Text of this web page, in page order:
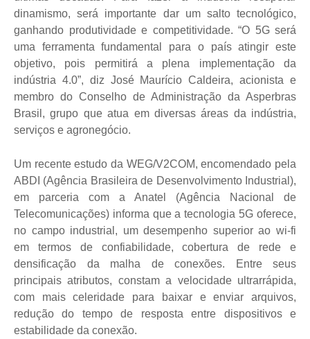
dinamismo, será importante dar um salto tecnológico,
ganhando produtividade e competitividade. “O 5G será
uma ferramenta fundamental para o país atingir este
objetivo, pois permitirá a plena implementação da
indústria 4.0”, diz José Maurício Caldeira, acionista e
membro do Conselho de Administração da Asperbras
Brasil, grupo que atua em diversas áreas da indústria,
serviços e agronegócio.
Um recente estudo da WEG/V2COM, encomendado pela
ABDI (Agência Brasileira de Desenvolvimento Industrial),
em parceria com a Anatel (Agência Nacional de
Telecomunicações) informa que a tecnologia 5G oferece,
no campo industrial, um desempenho superior ao wi-fi
em termos de confiabilidade, cobertura de rede e
densificação da malha de conexões. Entre seus
principais atributos, constam a velocidade ultrarrápida,
com mais celeridade para baixar e enviar arquivos,
redução do tempo de resposta entre dispositivos e
estabilidade da conexão.